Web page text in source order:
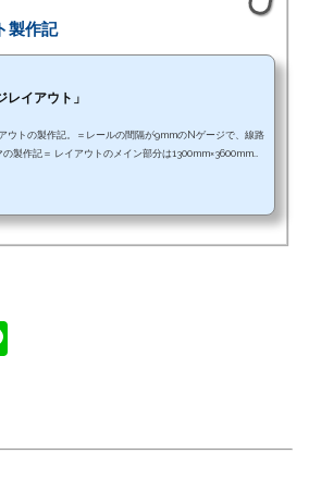
製作記
イアウト」
ウトの製作記。＝レールの間隔が9mmのNゲージで、線路
製作記＝ レイアウトのメイン部分は1300mm×3600mm。